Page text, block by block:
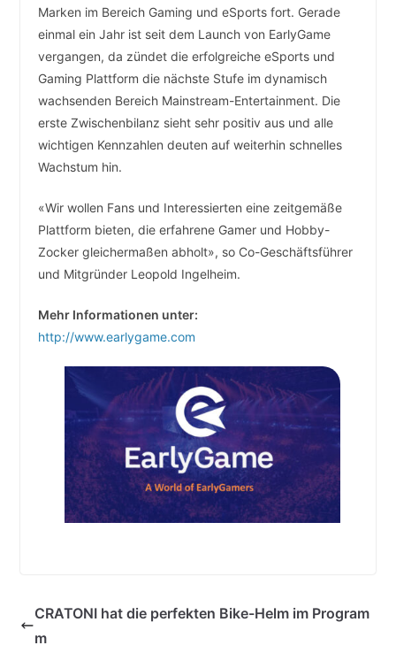
Marken im Bereich Gaming und eSports fort. Gerade
einmal ein Jahr ist seit dem Launch von EarlyGame
vergangen, da zündet die erfolgreiche eSports und
Gaming Plattform die nächste Stufe im dynamisch
wachsenden Bereich Mainstream-Entertainment. Die
erste Zwischenbilanz sieht sehr positiv aus und alle
wichtigen Kennzahlen deuten auf weiterhin schnelles
Wachstum hin.
«Wir wollen Fans und Interessierten eine zeitgemäße
Plattform bieten, die erfahrene Gamer und Hobby-
Zocker gleichermaßen abholt», so Co-Geschäftsführer
und Mitgründer Leopold Ingelheim.
Mehr Informationen unter:
http://www.earlygame.com
CRATONI hat die perfekten Bike-Helm im Program
m